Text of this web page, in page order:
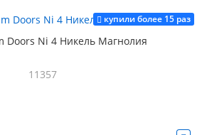
купили более 15 раз
Doors Ni 4 Никель Магнолия
11357